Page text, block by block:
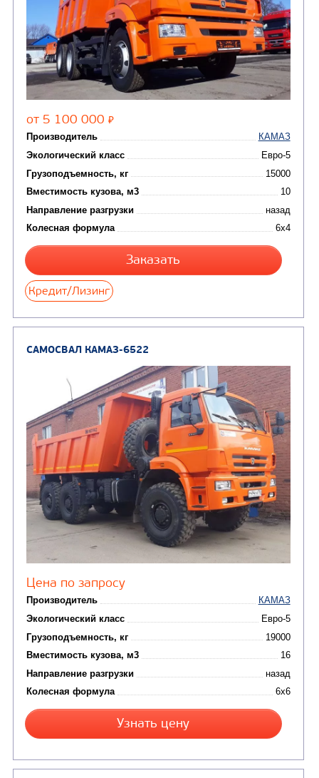
Цена по запросу
Производитель
Экологический класс
Направление разгрузки
Колесная формула
Узнать цену
САМОСВАЛ КАМАЗ-65115
от 5 100 000
Производитель
Экологический класс
Грузоподъемность, кг
Направление разгрузки
Колесная формула
Заказать